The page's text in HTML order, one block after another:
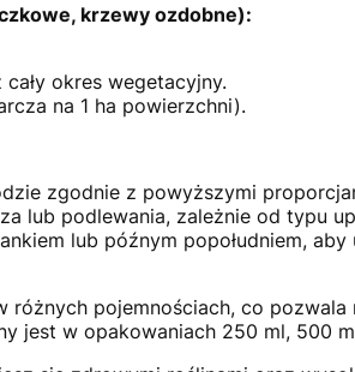
krzewy ozdobne):
okres wegetacyjny.
na 1 ha powierzchni).
zgodnie z powyższymi
lub podlewania, zależnie od typu
lub późnym popołudniem,
różnych pojemnościach, co
jest w opakowaniach 250 ml, 500